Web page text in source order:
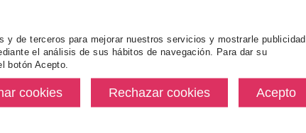
y de terceros para mejorar nuestros servicios y mostrarle publicidad
el análisis de sus hábitos de navegación. Para dar su
botón Acepto.